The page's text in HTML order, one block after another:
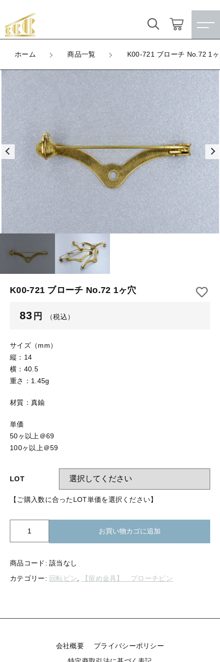
ホーム 商品一覧 K00-721 ブローチ No.72 1
K00-721 ブローチ No.72 1ヶ穴
83 円 （税込）
サイズ（mm）
縦：14
横：40.5
重さ：1.45g
材質：真鍮
単価
50ヶ以上＠69
100ヶ以上＠59
LOT
【ご購入数に合ったLOT単価を選択ください】
ロ
チ
お買い物カゴに追加
商品コード:該当なし
カテゴリー: 回転ピン, 【留め金具】 ブローチピン
会社概要
プライバシーポリシー
カートに商品を追加しました
LOT
数量
（税込）
ショッピングを続ける
カートを確認する
お気に入り
すべての商品
★訳ありアウトレット★
【メッキ付】 製品
【メッキ付】 ブローチ台
【はめこみパーツ】 銅板
【はめこみパーツ】 アルミ板
【はめこみパーツ】 アミ
【表金具】 皿・ミール皿
【表金具】 浅皿
【表金具】 透かしパーツ
【表金具】 平板
【表金具】 プレート
【留め金具】 ブローチピン
【留め金具】 丸カン・小判カン
【留め金具】 指輪
【留め金具】 クリップ・差込
【留め金具】 マスク用クリップ
【留め金具】 ネクタイピン
【留め金具】 蝶タック
【留め金具】 タイタック
【留め金具】 スライダー
【留め金具】 スカーフ留め
【留め金具】 スティックピン
すべて
★訳ありアウトレット★
【メッキ付】 製品
【メッキ付】 ブローチ台
【はめこみパーツ】 銅板
【はめこみパーツ】 アルミ板
【はめこみパーツ】 アミ
【表金具】 皿・ミール皿
【表金具】 浅皿
【表金具】 押皿・挽物
【留め金具】 丸カン・小判カン
【留め金具】 指輪
【留め金具】 イヤリング
【留め金具】 マスク用クリップ
こだわり検索
親カテゴリ
子カテゴリ
価格帯
～
在庫あり